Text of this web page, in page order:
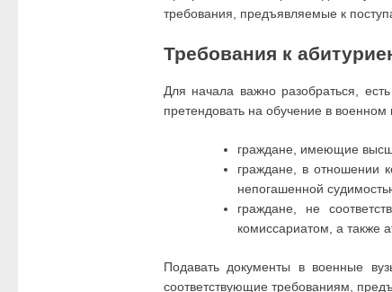
требования, предъявляемые к
Требования к
Для начала важно разобраться,
претендовать на обучение в военном
граждане, имеющие
граждане, в отношении
непогашенной
граждане, не
комиссариатом, а также
Подавать документы в военные
соответствующие требованиям,